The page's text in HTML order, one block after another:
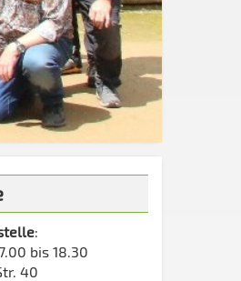
:
bis 18.30
40